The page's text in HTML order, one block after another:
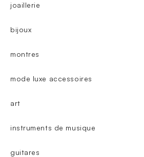
joaillerie
bijoux
montres
mode luxe accessoires
art
instruments de musique
guitares